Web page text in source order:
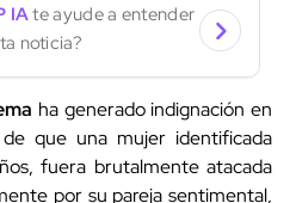
IAte ayude a entender
noticia?
ha generado indignación en
que una mujer identificada
fuera brutalmente atacada
por su pareja sentimental,